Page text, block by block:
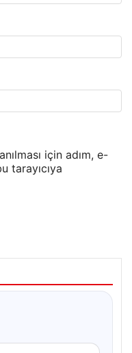
için adım, e-
tarayıcıya